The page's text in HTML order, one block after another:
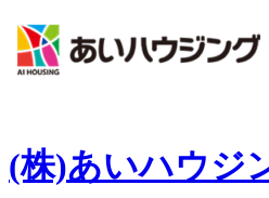
(株)あいハウジ